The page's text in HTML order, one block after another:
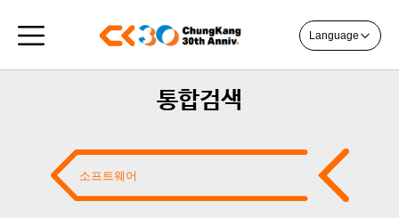
Language
통합검색